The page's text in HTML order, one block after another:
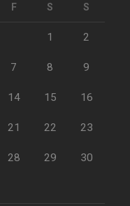
F S S
1 2
7 8 9
14 15 16
21 22 23
28 29 30